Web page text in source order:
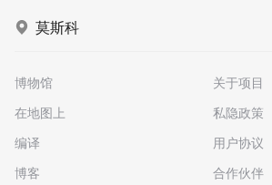
莫斯科
博物馆
在地图上
编译
博客
关于项目
私隐政策
用户协议
合作伙伴